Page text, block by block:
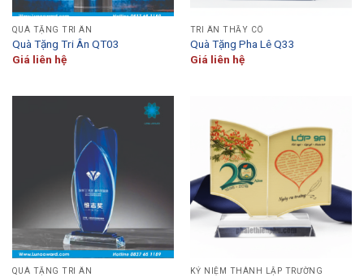
QUÀ TẶNG TRI ÂN
Quà Tặng Tri Ân QT03
Giá liên hệ
TRI ÂN THẦY CÔ
Quà Tặng Pha Lê Q33
Giá liên hệ
QUÀ TẶNG TRI ÂN KỶ NIỆM THÀNH LẬP TRƯỜNG